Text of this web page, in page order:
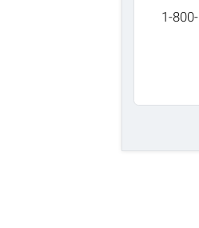
אני מזמינה אותך לפנות למרכז מידע והרשמה במכללת אורנים על מנת לקבל מידע מפורט על לימודי החינוך המיוחד: 1-800-